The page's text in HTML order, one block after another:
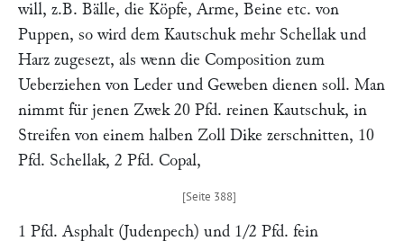
will, z.B. Bälle, die Köpfe, Arme, Beine etc. von
Puppen, so wird dem Kautschuk mehr Schellak und
Harz zugesezt, als wenn die Composition zum
Ueberziehen von Leder und Geweben dienen soll. Man
nimmt für jenen Zwek 20 Pfd. reinen Kautschuk, in
Streifen von einem halben Zoll Dike zerschnitten, 10
Pfd. Schellak, 2 Pfd. Copal,
1 Pfd. Asphalt (Judenpech) und 1/2 Pfd. fein